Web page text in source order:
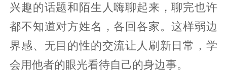
兴趣的话题和陌生人嗨聊起来，聊完也许
都不知道对方姓名，各回各家。这样弱边
界感、无目的性的交流让人刷新日常，学
会用他者的眼光看待自己的身边事。